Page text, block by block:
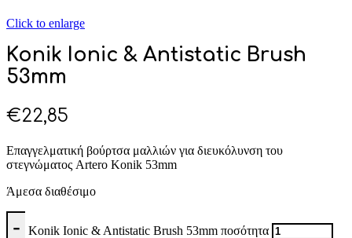
Click to enlarge
Konik Ionic & Antistatic Brush
53mm
€22,85
Επαγγελματική βούρτσα μαλλιών για διευκόλυνση του
στεγνώματος Artero Konik 53mm
Άμεσα διαθέσιμο
Konik Ionic & Antistatic Brush 53mm ποσότητα